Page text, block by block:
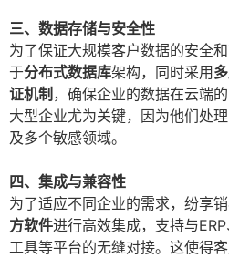
三、数据存储与安全性
为了保证大规模客户数据的安全
于分布式数据库架构，同时采用
证机制 ，确保企业的数据在云端
大型企业尤为关键，因为他们处
及多个敏感领域。
四、集成与兼容性
为了适应不同企业的需求，纷享
方软件进行高效集成，支持与
工具等平台的无缝对接。这使得